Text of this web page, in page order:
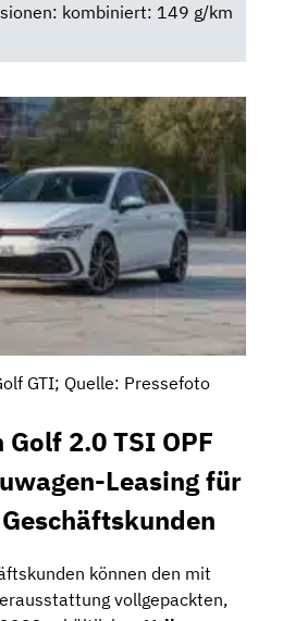
kombiniert: 149 g/km
GTI; Quelle: Pressefoto
2.0 TSI OPF
Leasing für
können den mit
vollgepackten,